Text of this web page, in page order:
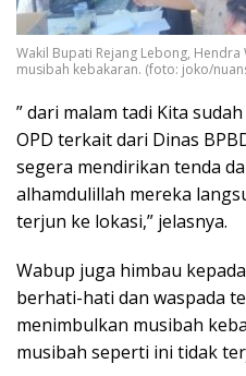
Wakil Bupati Rejang Lebong,
musibah kebakaran. (foto: joko/
” dari malam tadi Kita
OPD terkait dari Dinas
segera mendirikan tenda
alhamdulillah mereka
terjun ke lokasi,” jelasnya.
Wabup juga himbau
berhati-hati dan waspada
menimbulkan musibah
musibah seperti ini tidak